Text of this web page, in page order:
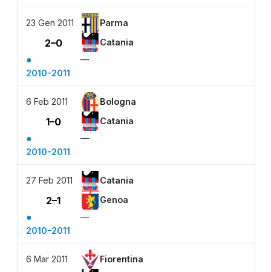
23 Gen 2011 Parma
2–0 Catania
●
—
2010-2011
6 Feb 2011 Bologna
1–0 Catania
●
—
2010-2011
27 Feb 2011 Catania
2–1 Genoa
●
—
2010-2011
6 Mar 2011 Fiorentina